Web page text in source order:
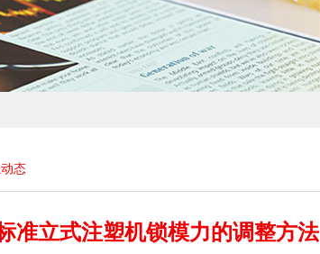
态
准立式注塑机锁模力的调整方法